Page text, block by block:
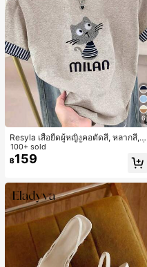
6
Resyla เสื้อยืดผู้หญิงคอตัดสี, หลากสี, ล
ายพิมพ์แมวน่ารัก, เสื้อสำหรับออกไปเที่
ยวฤดูร้อน, ดีไซน์กราฟิก, ความรู้สึกพรีเ
มียม, ลำลองอเนกประสงค์, สวมใส่ประ
เสื้อผ้ากลางแจ้ง
100+ sold
฿159